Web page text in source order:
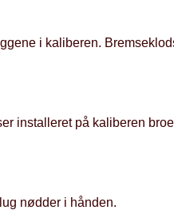
i kaliberen.
installeret på kaliberen
nødder i hånden.